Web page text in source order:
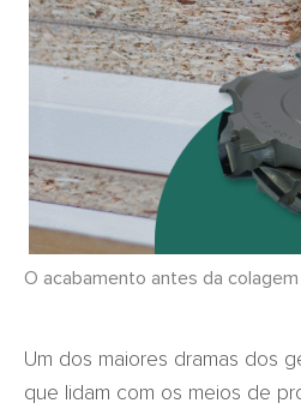
O acabamento antes da
Um dos maiores dramas dos
que lidam com os meios de